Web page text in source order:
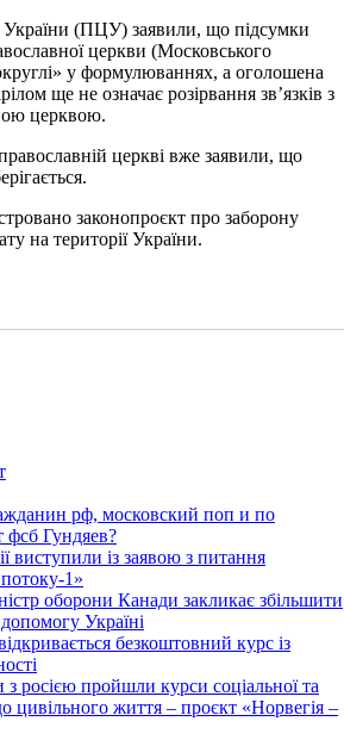
України (ПЦУ) заявили, що підсумки
церкви (Московського
у формулюваннях, а оголошена
ще не означає розірвання зв’язків з
церквою.
церкві вже заявили, що
законопроєкт про заборону
на території України.
рф, московский поп и по
фсб Гундяев?
виступили із заявою з питання
1»
оборони Канади закликає збільшити
Україні
безкоштовний курс із
росією пройшли курси соціальної та
цивільного життя – проєкт «Норвегія –